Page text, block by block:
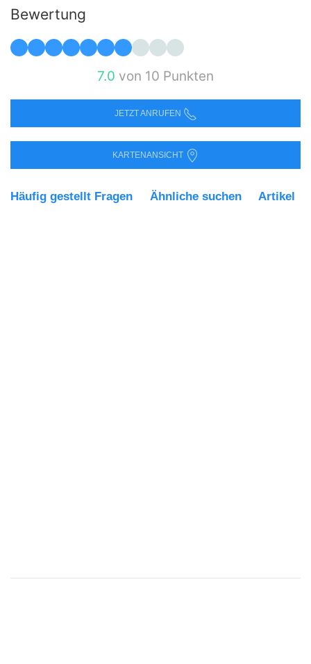
Bewertung
7.0 von 10 Punkten
JETZT ANRUFEN
KARTENANSICHT
Häufig gestellt Fragen Ähnliche suchen Artikel